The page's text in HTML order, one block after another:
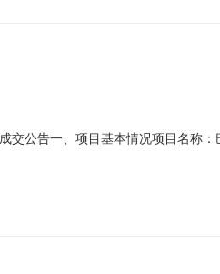
交公告一、项目基本情况项目名称：
)发